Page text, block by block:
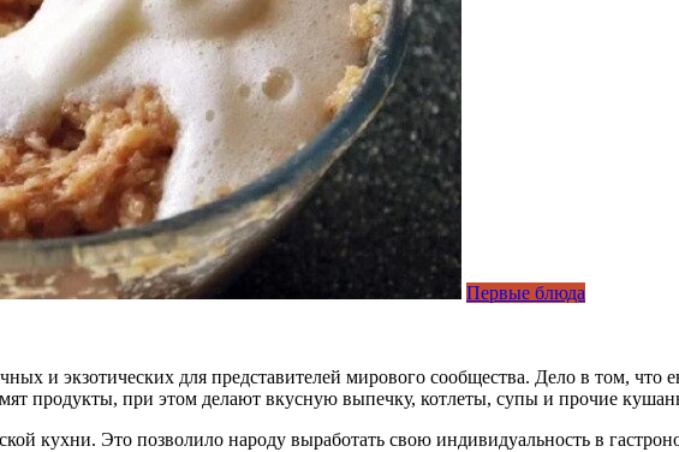
Первые блюда
и экзотических для представителей мирового сообщества. Дело в том,
продукты, при этом делают вкусную выпечку, котлеты, супы и прочие
кухни. Это позволило народу выработать свою индивидуальность в